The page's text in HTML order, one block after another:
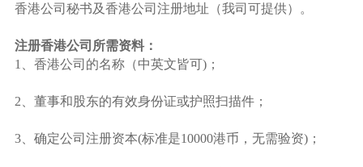
香港公司秘书及香港公司注册地址（我司可提供）。
注册香港公司所需资料：
1、香港公司的名称（中英文皆可)；
2、董事和股东的有效身份证或护照扫描件；
3、确定公司注册资本(标准是10000港币，无需验资)；